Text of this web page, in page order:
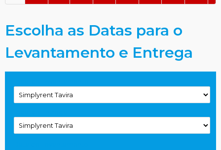
Escolha as Datas para o
Levantamento e Entrega